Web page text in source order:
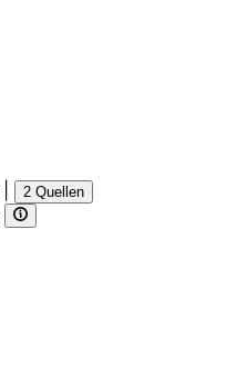
2 Quellen